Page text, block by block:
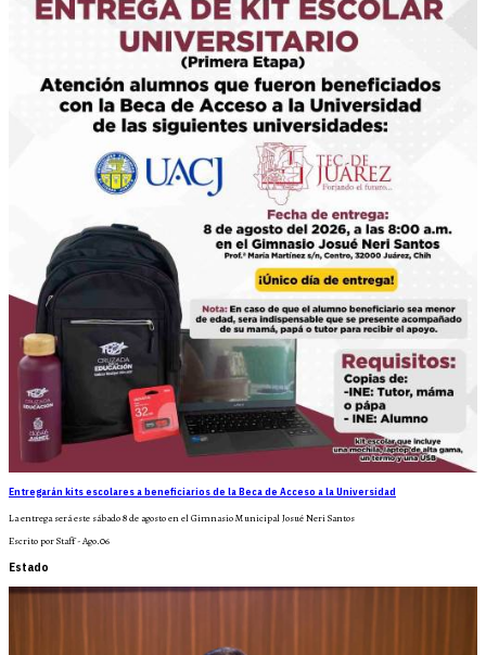
Entregarán kits escolares a beneficiarios de la Beca de Acceso a la Universidad
La entrega será este sábado 8 de agosto en el Gimnasio Municipal Josué Neri Santos
Escrito por Staff - Ago.06
Estado